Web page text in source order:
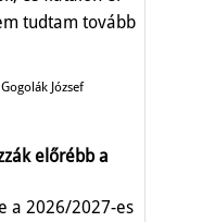
tudtam tovább
Gogolák József
előrébb a
a 2026/2027-es